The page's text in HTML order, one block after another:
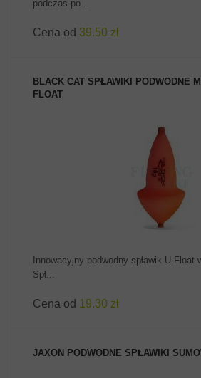
podczas po...
Cena od 39.50 zł
BLACK CAT SPŁAWIKI PODWODNE
FLOAT
ZOBACZ PRODUKT
Innowacyjny podwodny spławik U-Float
Spł...
Cena od 19.30 zł
JAXON PODWODNE SPŁAWIKI